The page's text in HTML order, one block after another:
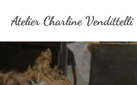
Atelier Charline Vendittelli